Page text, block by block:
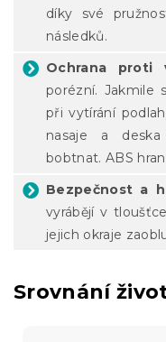
díky své
následků.
Ochrana proti
porézní. Jakmile
při vytírání
nasaje a
bobtnat. ABS
Bezpečnost a
vyrábějí v
jejich okraje
Srovnání